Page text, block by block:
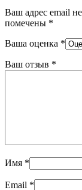
Ваш адрес email
помечены *
Ваша оценка *
Ваш отзыв *
Имя *
Email *